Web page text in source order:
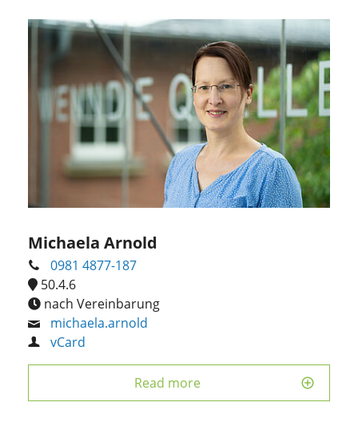
Michaela Arnold
0981 4877-187
50.4.6
nach Vereinbarung
michaela.arnold
vCard
Read more